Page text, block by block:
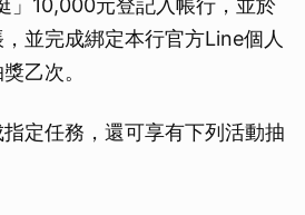
」10,000元登記入帳行，並於
並完成綁定本行官方Line個人
乙次。
定任務，還可享有下列活動抽